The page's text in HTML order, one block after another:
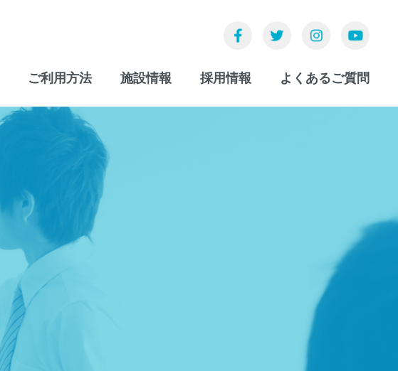
ご利用方法 施設情報 採用情報 よくあるご質問